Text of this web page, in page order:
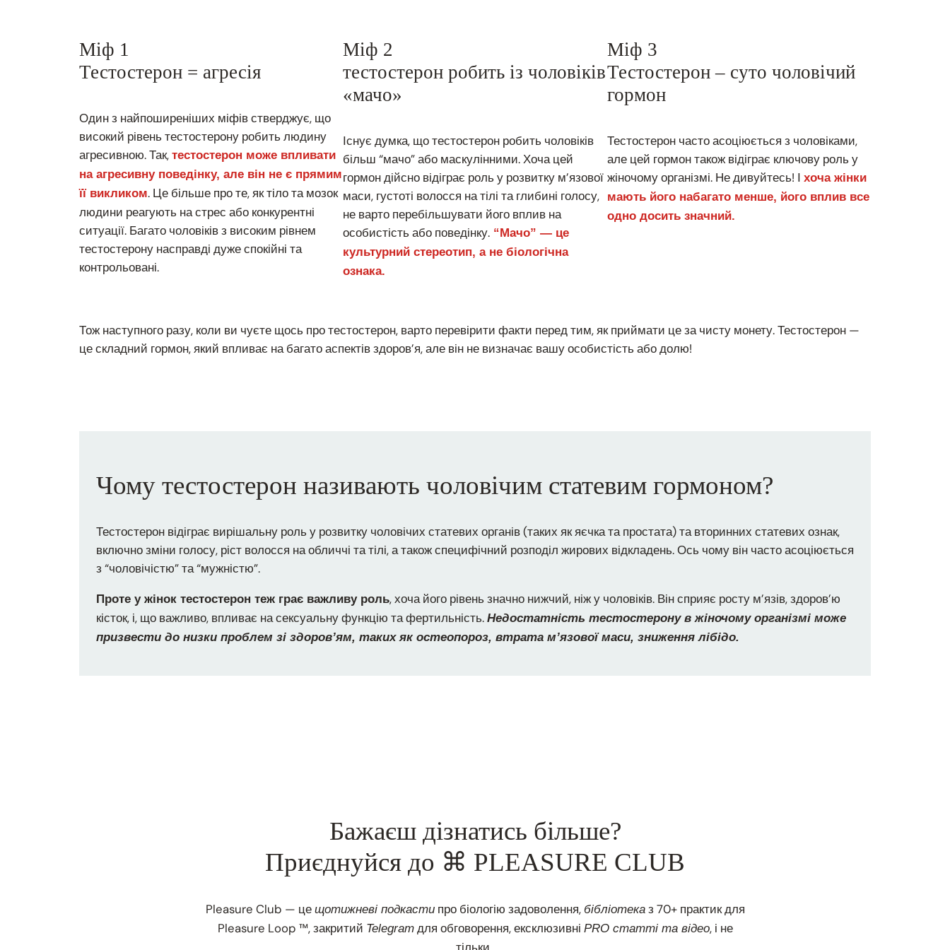
Міф 1
Тестостерон = агресія
Один з найпоширеніших міфів стверджує, що
високий рівень тестостерону робить людину
агресивною. Так, тестостерон може впливати
на агресивну поведінку, але він не є прямим
її викликом. Це більше про те, як тіло та мозок
людини реагують на стрес або конкурентні
ситуації. Багато чоловіків з високим рівнем
тестостерону насправді дуже спокійні та
контрольовані.
Міф 2
тестостерон робить із чоловіків
«мачо»
Існує думка, що тестостерон робить чоловіків
більш “мачо” або маскулінними. Хоча цей
гормон дійсно відіграє роль у розвитку м’язової
маси, густоті волосся на тілі та глибині голосу,
не варто перебільшувати його вплив на
особистість або поведінку. “Мачо” — це
культурний стереотип, а не біологічна
ознака.
Міф 3
Тестостерон – суто чоловічий
гормон
Тестостерон часто асоціюється з чоловіками,
але цей гормон також відіграє ключову роль у
жіночому організмі. Не дивуйтесь! І хоча жінки
мають його набагато менше, його вплив все
одно досить значний.
Тож наступного разу, коли ви чуєте щось про тестостерон, варто перевірити факти перед тим, як приймати це за чисту монету. Тестостерон —
це складний гормон, який впливає на багато аспектів здоров’я, але він не визначає вашу особистість або долю!
Чому тестостерон називають чоловічим статевим гормоном?
Тестостерон відіграє вирішальну роль у розвитку чоловічих статевих органів (таких як яєчка та простата) та вторинних статевих ознак,
включно зміни голосу, ріст волосся на обличчі та тілі, а також специфічний розподіл жирових відкладень. Ось чому він часто асоціюється
з “чоловічістю” та “мужністю”.
Проте у жінок тестостерон теж грає важливу роль, хоча його рівень значно нижчий, ніж у чоловіків. Він сприяє росту м’язів, здоров’ю
кісток, і, що важливо, впливає на сексуальну функцію та фертильність. Недостатність тестостерону в жіночому організмі може
призвести до низки проблем зі здоров’ям, таких як остеопороз, втрата м’язової маси, зниження лібідо.
Бажаєш дізнатись більше?
Приєднуйся до ⌘ PLEASURE CLUB
Pleasure Club — це щотижневі подкастипро біологію задоволення, бібліотеказ 70+ практик для
Pleasure Loop ™, закритий Telegramдля обговорення, ексклюзивні PRO статті та відео, і не